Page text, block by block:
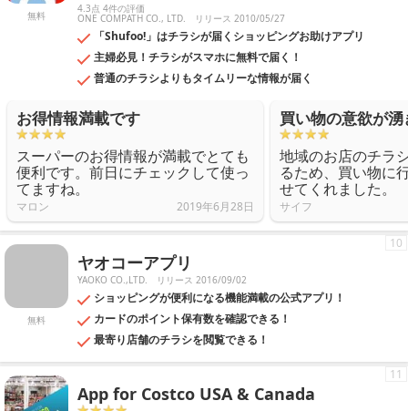
無料
4.3点 4件の評価
ONE COMPATH CO., LTD. リリース 2010/05/27
「Shufoo!」はチラシが届くショッピングお助けアプリ
主婦必見！チラシがスマホに無料で届く！
普通のチラシよりもタイムリーな情報が届く
お得情報満載です
スーパーのお得情報が満載でとても
便利です。前日にチェックして使っ
てますね。
マロン 2019年6月28日
買い物の意欲が
地域のお店のチラ
るため、買い物に
せてくれました。
サイフ
無料
ヤオコーアプリ
YAOKO CO.,LTD. リリース 2016/09/02
ショッピングが便利になる機能満載の公式アプリ！
カードのポイント保有数を確認できる！
最寄り店舗のチラシを閲覧できる！
10
App for Costco USA & Canada
11